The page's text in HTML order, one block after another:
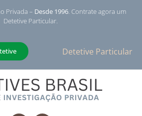
Privada – Desde 1996. Contrate agora um
Detetive Particular.
Detetive Particular